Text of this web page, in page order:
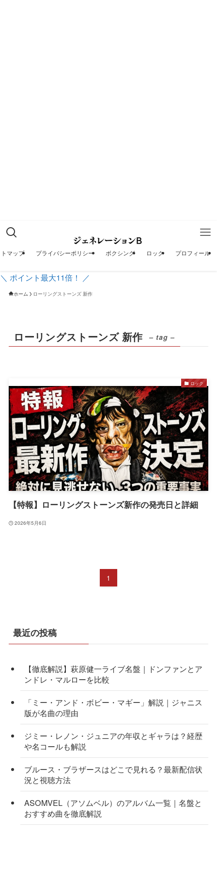
マップ プライバシーポリシー ボクシング ロック プロフィール
＼ ポイント最大11倍！ ／
ホーム ローリングストーンズ 新作
ローリングストーンズ 新作 – tag –
ロック
【特報】ローリングストーンズ新作の発売日と詳細
2026年5月6日
1
最近の投稿
【徹底解説】萩原健一ライブ名盤｜ドンファンとア
ンドレ・マルローを比較
「ミー・アンド・ボビー・マギー」解説｜ジャニス
版が名曲の理由
ジミー・レノン・ジュニアの年収とギャラは？経歴
や名コールも解説
ブルース・ブラザースはどこで見れる？最新配信状
況と視聴方法
ASOMVEL（アソムベル）のアルバム一覧｜名盤と
おすすめ曲を徹底解説